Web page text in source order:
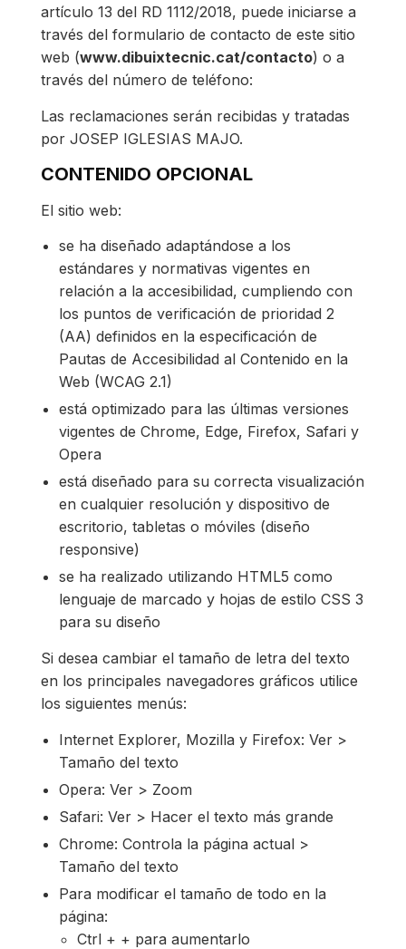
artículo 13 del RD 1112/2018, puede iniciarse a
través del formulario de contacto de este sitio
web (www.dibuixtecnic.cat/contacto) o a
través del número de teléfono:
Las reclamaciones serán recibidas y tratadas
por JOSEP IGLESIAS MAJO.
CONTENIDO OPCIONAL
El sitio web:
se ha diseñado adaptándose a los
estándares y normativas vigentes en
relación a la accesibilidad, cumpliendo con
los puntos de verificación de prioridad 2
(AA) definidos en la especificación de
Pautas de Accesibilidad al Contenido en la
Web (WCAG 2.1)
está optimizado para las últimas versiones
vigentes de Chrome, Edge, Firefox, Safari y
Opera
está diseñado para su correcta visualización
en cualquier resolución y dispositivo de
escritorio, tabletas o móviles (diseño
responsive)
se ha realizado utilizando HTML5 como
lenguaje de marcado y hojas de estilo CSS 3
para su diseño
Si desea cambiar el tamaño de letra del texto
en los principales navegadores gráficos utilice
los siguientes menús:
Internet Explorer, Mozilla y Firefox: Ver >
Tamaño del texto
Opera: Ver > Zoom
Safari: Ver > Hacer el texto más grande
Chrome: Controla la página actual >
Tamaño del texto
Para modificar el tamaño de todo en la
página:
Ctrl + + para aumentarlo